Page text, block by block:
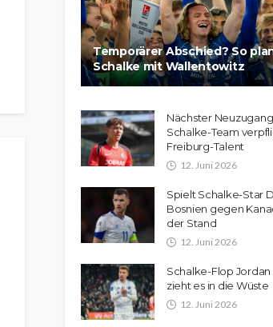
Temporärer Abschied? So
Schalke mit Wallentowitz
Nächster Neuzugang
Schalke-Team
Freiburg-Talent
12. Juni 2026
Spielt Schalke-Star
Bosnien gegen
der Stand
12. Juni 2026
Schalke-Flop Jordan
zieht es in die Wüste
12. Juni 2026